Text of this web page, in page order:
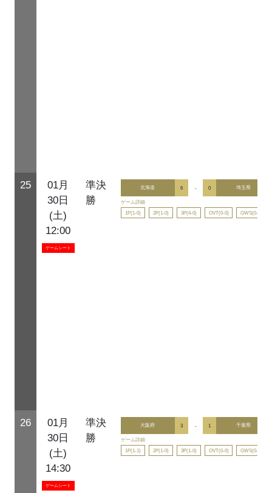
25
01月
30日
(土)
12:00
ゲームシート
準決
勝
北海道 6 - 0 埼玉県
ゲーム詳細
1P(1-0)
2P(1-0) 3P(4-0) OVT(0-0) GWS(0-0)
26
01月
30日
(土)
14:30
ゲームシート
準決
勝
大阪府 3 - 1 千葉県
ゲーム詳細
1P(1-1)
2P(1-0) 3P(1-0) OVT(0-0) GWS(0-0)